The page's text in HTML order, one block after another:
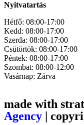
Nyitvatartás
Hétfő: 08:00-17:00
Kedd: 08:00-17:00
Szerda: 08:00-17:00
Csütörtök: 08:00-17:00
Péntek: 08:00-17:00
Szombat: 08:00-12:00
Vasárnap: Zárva
made with
Agency |